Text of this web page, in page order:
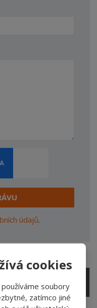
cookies
soubory
zatímco jiné
údajů.